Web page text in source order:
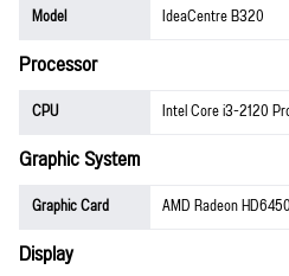
Model
IdeaCentre B320
Processor
CPU Intel Core i3-2120
Graphic System
Graphic Card AMD Radeon
Display